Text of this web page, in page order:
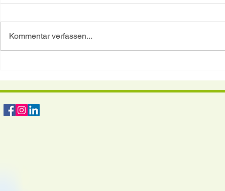
Zutaten für 4
Kommentar verfassen...